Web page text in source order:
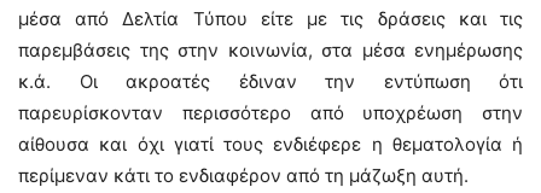
μέσα από Δελτία Τύπου είτε με τις δράσεις και τις
παρεμβάσεις της στην κοινωνία, στα μέσα ενημέρωσης
κ.ά. Οι ακροατές έδιναν την εντύπωση ότι
παρευρίσκονταν περισσότερο από υποχρέωση στην
αίθουσα και όχι γιατί τους ενδιέφερε η θεματολογία ή
περίμεναν κάτι το ενδιαφέρον από τη μάζωξη αυτή.